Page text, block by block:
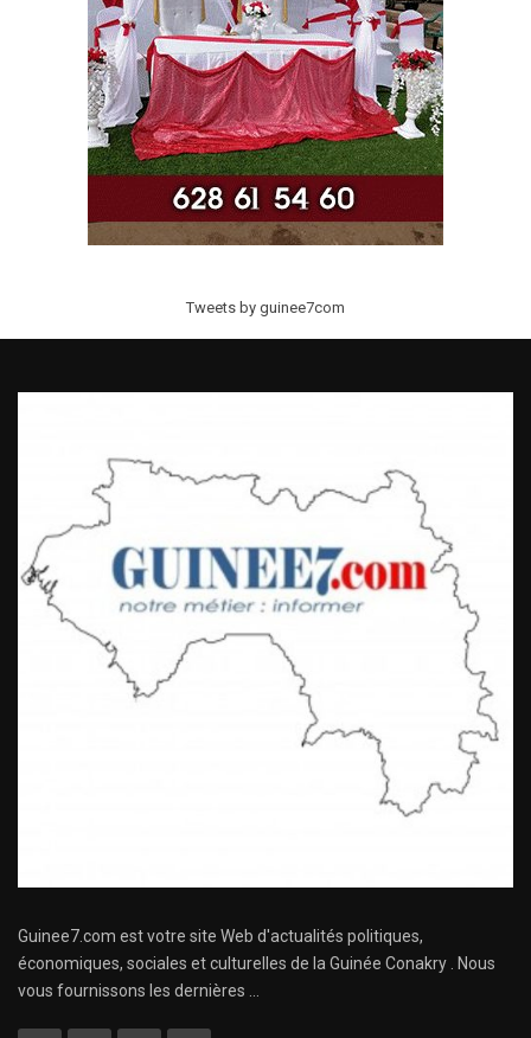
Tweets by guinee7com
Guinee7.com est votre site Web d'actualités politiques,
économiques, sociales et culturelles de la Guinée Conakry . Nous
vous fournissons les dernières ...